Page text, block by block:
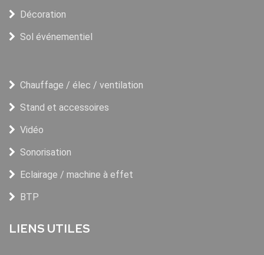
Décoration
Sol événementiel
Chauffage / élec / ventilation
Stand et accessoires
Vidéo
Sonorisation
Eclairage / machine à effet
BTP
LIENS UTILES